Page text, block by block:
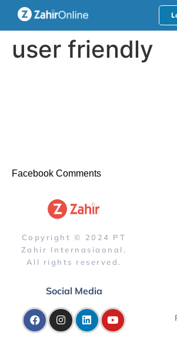
user friendly
Facebook Comments
Copyright © 2024 PT
Zahir Internasiaonal.
All rights reserved.
Social Media